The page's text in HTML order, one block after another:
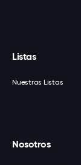
Listas
Nuestras Listas
Nosotros